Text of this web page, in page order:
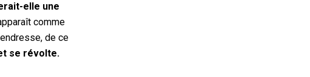
elle une
comme
de ce
se révolte.